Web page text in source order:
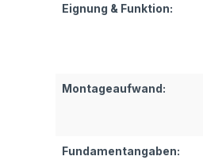
Eignung & Funktion:
Montageaufwand:
Fundamentangaben: